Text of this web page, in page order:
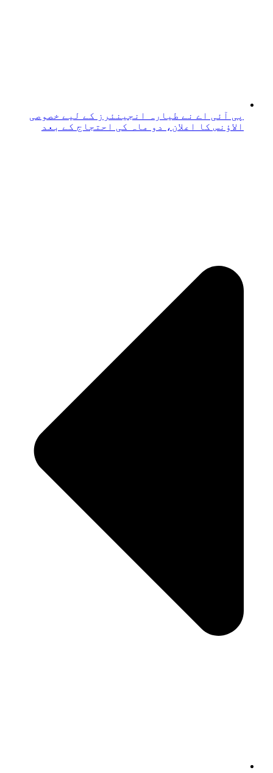
پی آئی اے نے طیارہ انجینئرز کے لیے خصوصی
الاؤنس کا اعلان، دو ماہ کی احتجاج کے بعد